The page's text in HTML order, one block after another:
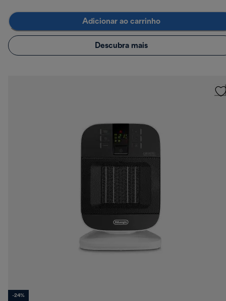
Adicionar ao carrinho
Descubra mais
-24%